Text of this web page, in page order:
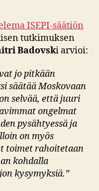
ISEPI-säätiön
tutkimuksen
Badovski arvioi:
jo pitkään
säätää Moskovaan
selvää, että juuri
ongelmat
pysähtyessä ja
on myös
toimet rahoitetaan
kohdalla
kysymyksiä.”